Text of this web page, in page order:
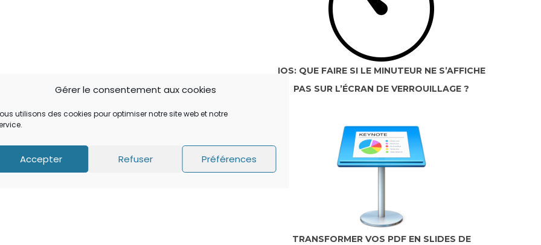
Gérer le consentement aux cookies
utilisons des cookies pour optimiser notre site web et notre
Accepter Refuser Préférences
IOS: QUE FAIRE SI LE MINUTEUR NE S’AFFICHE
PAS SUR L’ÉCRAN DE VERROUILLAGE ?
TRANSFORMER VOS PDF EN SLIDES DE